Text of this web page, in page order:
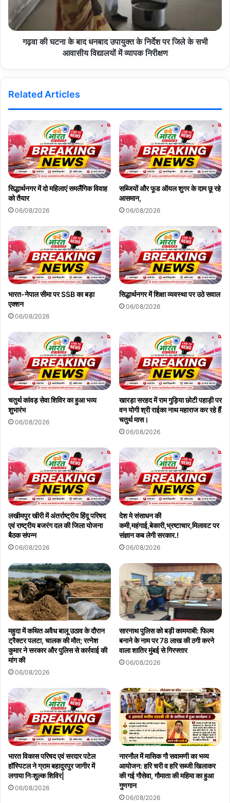
गुरुवार 2 जुलाई को पाली उपखण्ड क्षेत्र की ग्राम पंचायत सोडावास, रोहट के राणा,
सोजत के गागुड़ा व झुपेलाव, मारवाड़ जंक्शन के हिंगोला खुर्द व भीमालिया, देसूरी के
दादाई, रानी के जीवन्द कला, बाली के ठंडी बेरी व आमलिया तथा सुमेरपुर के बांकली
में ग्रामीण सेवा शिविर आयोजित किए जाएंगे।
Copy URL
गढ़वा की घटना के बाद धनबाद उपायुक्त के निर्देश पर जिले के सभी
आवासीय विद्यालयों में व्यापक निरीक्षण
Related Articles
सिद्धार्थनगर में दो महिलाएं समलैंगिक विवाह
को तैयार
06/08/2026
सब्जियों और फूड ऑयल शुगर के दाम छू रहे
आसमान,
06/08/2026
भारत-नेपाल सीमा पर SSB का बड़ा
एक्शन
06/08/2026
सिद्धार्थनगर में शिक्षा व्यवस्था पर उठे सवाल
06/08/2026
चतुर्थ कांवड़ सेवा शिविर का हुआ भव्य
शुभारंभ
06/08/2026
खारड़ा सरहद में राम गुड़िया छोटी पहाड़ी पर
वन योगी श्री राईका नाथ महाराज कर रहे हैं
चतुर्थ मास।
06/08/2026
लखीमपुर खीरी में अंतर्राष्ट्रीय हिंदू परिषद
एवं राष्ट्रीय बजरंग दल की जिला योजना
बैठक संपन्न
06/08/2026
देश मे संसाधन की
कमी,महंगाई,बेकारी,भ्रष्टाचार,मिलावट पर
संज्ञान कब लेगी सरकार.!
06/08/2026
महुदा में कथित अवैध बालू उठाव के दौरान
ट्रैक्टर पलटा, चालक की मौत; रत्नेश
कुमार ने सरकार और पुलिस से कार्रवाई की
मांग की
06/08/2026
सारनाथ पुलिस को बड़ी कामयाबी: फिल्म
बनाने के नाम पर 78 लाख की ठगी करने
वाला शातिर मुंबई से गिरफ्तार
06/08/2026
भारत विकास परिषद एवं सरदार पटेल
हॉस्पिटल ने ग्राम बहादुरपुर जागीर में
लगाया निःशुल्क शिविर|
06/08/2026
नारनौल में मासिक गौ सवामणी का भव्य
आयोजन: हरि चरी व हरि सब्जी खिलाकर
की गई गौसेवा, गौमाता की महिमा का हुआ
गुणगान
06/08/2026